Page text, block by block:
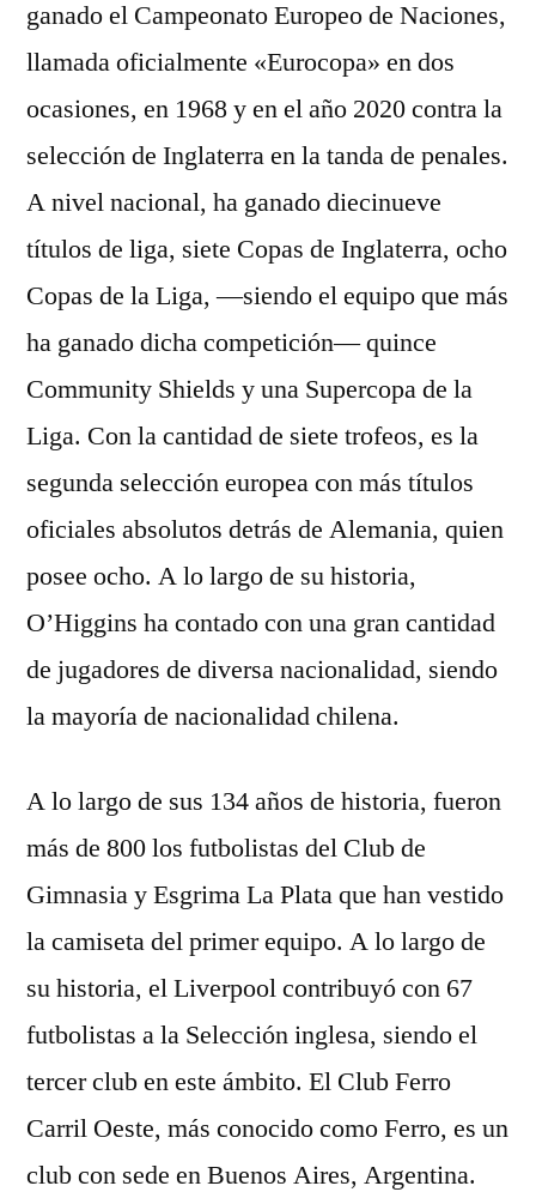
ganado el Campeonato Europeo de Naciones,
llamada oficialmente «Eurocopa» en dos
ocasiones, en 1968 y en el año 2020 contra la
selección de Inglaterra en la tanda de penales.
A nivel nacional, ha ganado diecinueve
títulos de liga, siete Copas de Inglaterra, ocho
Copas de la Liga, —siendo el equipo que más
ha ganado dicha competición— quince
Community Shields y una Supercopa de la
Liga. Con la cantidad de siete trofeos, es la
segunda selección europea con más títulos
oficiales absolutos detrás de Alemania, quien
posee ocho. A lo largo de su historia,
O’Higgins ha contado con una gran cantidad
de jugadores de diversa nacionalidad, siendo
la mayoría de nacionalidad chilena.
A lo largo de sus 134 años de historia, fueron
más de 800 los futbolistas del Club de
Gimnasia y Esgrima La Plata que han vestido
la camiseta del primer equipo. A lo largo de
su historia, el Liverpool contribuyó con 67
futbolistas a la Selección inglesa, siendo el
tercer club en este ámbito. El Club Ferro
Carril Oeste, más conocido como Ferro, es un
club con sede en Buenos Aires, Argentina.